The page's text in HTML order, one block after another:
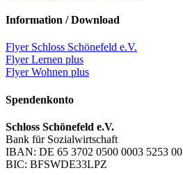
Information / Download
Flyer Schloss Schönefeld e.V.
Flyer Lernen plus
Flyer Wohnen plus
Spendenkonto
Schloss Schönefeld e.V.
Bank für Sozialwirtschaft
IBAN: DE 65 3702 0500 0003 5253 00
BIC: BFSWDE33LPZ